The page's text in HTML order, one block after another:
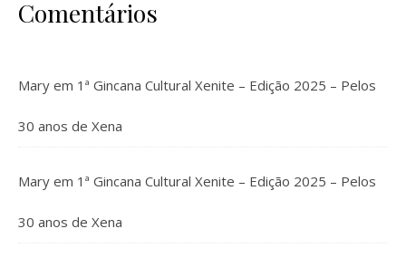
Comentários
Mary em 1ª Gincana Cultural Xenite – Edição 2025 – Pelos
30 anos de Xena
Mary em 1ª Gincana Cultural Xenite – Edição 2025 – Pelos
30 anos de Xena